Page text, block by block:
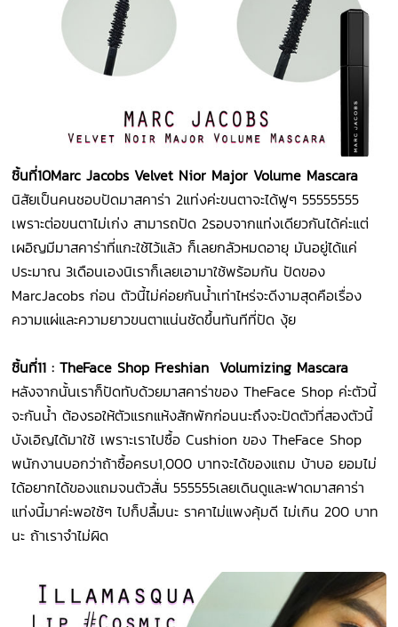
ชิ้นที่10Marc Jacobs Velvet Nior Major Volume Mascara
นิสัยเป็นคนชอบปัดมาสคาร่า 2แท่งค่ะขนตาจะได้ฟูๆ 55555555
เพราะต่อขนตาไม่เก่ง สามารถปัด 2รอบจากแท่งเดียวกันได้ค่ะแต่
เผอิญมีมาสคาร่าที่แกะใช้ไว้แล้ว ก็เลยกลัวหมดอายุ มันอยู่ได้แค่
ประมาณ 3เดือนเองนิเราก็เลยเอามาใช้พร้อมกัน ปัดของ
MarcJacobs ก่อน ตัวนี้ไม่ค่อยกันน้ำเท่าไหร่จะดีงามสุดคือเรื่อง
ความแผ่และความยาวขนตาแน่นชัดขึ้นทันทีที่ปัด งุ้ย
ชิ้นที่11 : TheFace Shop Freshian Volumizing Mascara
หลังจากนั้นเราก็ปัดทับด้วยมาสคาร่าของ TheFace Shop ค่ะตัวนี้
จะกันน้ำ ต้องรอให้ตัวแรกแห้งสักพักก่อนนะถึงจะปัดตัวที่สองตัวนี้
บังเอิญได้มาใช้ เพราะเราไปซื้อ Cushion ของ TheFace Shop
พนักงานบอกว่าถ้าซื้อครบ1,000 บาทจะได้ของแถม บ้าบอ ยอมไม่
ได้อยากได้ของแถมจนตัวสั่น 555555เลยเดินดูและฟาดมาสคาร่า
แท่งนี้มาค่ะพอใช้ๆ ไปก็ปลื้มนะ ราคาไม่แพงคุ้มดี ไม่เกิน 200 บาท
นะ ถ้าเราจำไม่ผิด